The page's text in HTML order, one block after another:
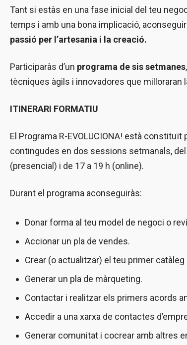
Tant si estàs en una fase inicial del teu
temps i amb una bona implicació,
passió per l’artesania i la creació.
Participaràs d’un programa desis setmanes
tècniques àgils i innovadores que milloraran
ITINERARI FORMATIU
El Programa R-EVOLUCIONA! està constituït
contingudes en dos sessions setmanals,
(presencial) i de 17 a 19 h (online).
Durant el programa aconseguiràs:
Donar forma al teu model de negoci o
Accionar un pla de vendes.
Crear (o actualitzar) el teu primer
Generar un pla de màrqueting.
Contactar i realitzar els primers acords
Accedir a una xarxa de contactes
Generar comunitat i cocrear amb altres